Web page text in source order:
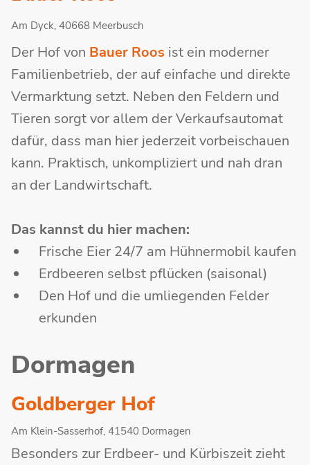
Am Dyck, 40668 Meerbusch
Der Hof von Bauer Roos ist ein moderner
Familienbetrieb, der auf einfache und direkte
Vermarktung setzt. Neben den Feldern und
Tieren sorgt vor allem der Verkaufsautomat
dafür, dass man hier jederzeit vorbeischauen
kann. Praktisch, unkompliziert und nah dran
an der Landwirtschaft.
Das kannst du hier machen:
Frische Eier 24/7 am Hühnermobil kaufen
Erdbeeren selbst pflücken (saisonal)
Den Hof und die umliegenden Felder
erkunden
Dormagen
Goldberger Hof
Am Klein-Sasserhof, 41540 Dormagen
Besonders zur Erdbeer- und Kürbiszeit zieht